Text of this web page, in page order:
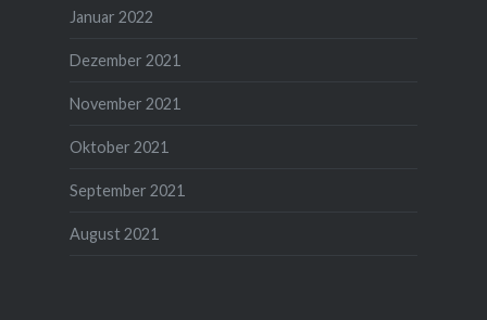
Januar 2022
Dezember 2021
November 2021
Oktober 2021
September 2021
August 2021